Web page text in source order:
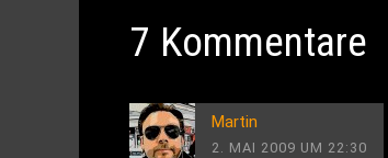
7 Kommentare
Martin
2. MAI 2009 UM 22:30